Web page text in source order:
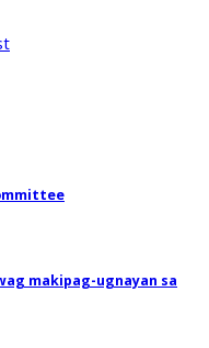
makipag-ugnayan sa